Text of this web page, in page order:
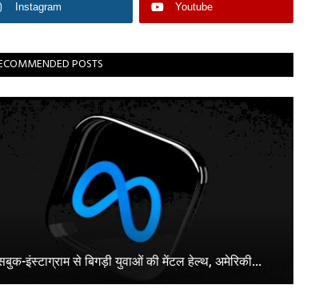
Instagram Youtube
POSTS
इंस्टाग्राम से बिगड़ी युवाओं की मेंटल हेल्थ, अमेरिकी...